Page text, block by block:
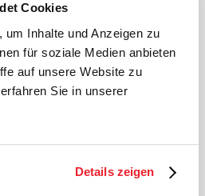
Cookies
Inhalte und Anzeigen zu
für soziale Medien anbieten
auf unsere Website zu
Sie in unserer
Details zeigen
Geharnischter